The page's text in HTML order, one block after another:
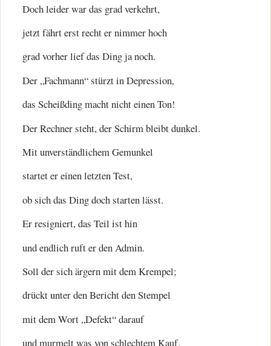
Doch leider war das grad verkehrt,
jetzt fährt erst recht er nimmer hoch
grad vorher lief das Ding ja noch.
Der „Fachmann“ stürzt in Depression,
das Scheißding macht nicht einen Ton!
Der Rechner steht, der Schirm bleibt dunkel.
Mit unverständlichem Gemunkel
startet er einen letzten Test,
ob sich das Ding doch starten lässt.
Er resigniert, das Teil ist hin
und endlich ruft er den Admin.
Soll der sich ärgern mit dem Krempel;
drückt unter den Bericht den Stempel
mit dem Wort „Defekt“ darauf
und murmelt was von schlechtem Kauf.